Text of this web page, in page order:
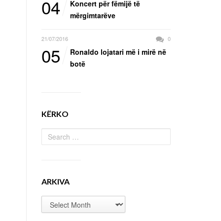
04
Koncert për fëmijë të
mërgimtarëve
21/07/2016 0
05
Ronaldo lojatari më i mirë në
botë
KËRKO
ARKIVA